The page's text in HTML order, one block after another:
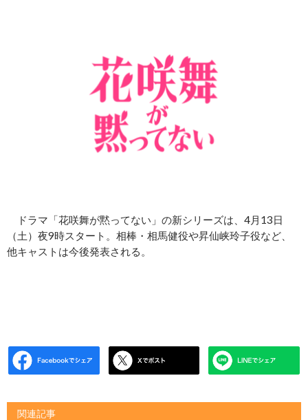
ドラマ「花咲舞が黙ってない」の新シリーズは、4月13日
（土）夜9時スタート。相棒・相馬健役や昇仙峡玲子役など、
他キャストは今後発表される。
関連記事